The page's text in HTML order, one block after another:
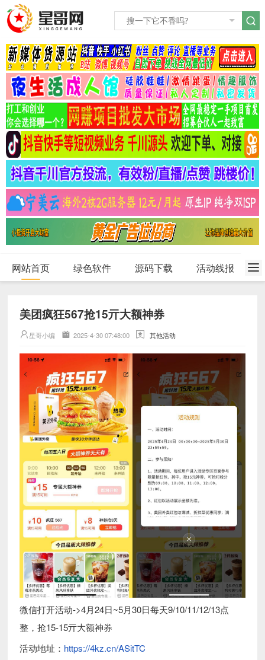
网站首页 绿色软件 源码下载 活动线报
美团疯狂567抢15亓大额神券
星哥小编 2025-4-30 07:48:00 其他活动
微信打开活动->4月24日~5月30日每天9/10/11/12/13点
整，抢15-15亓大额神券
活动地址： https://4kz.cn/ASitTC